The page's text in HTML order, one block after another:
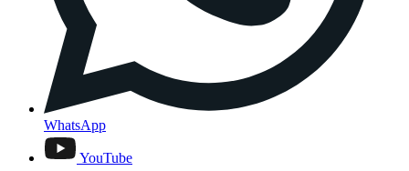
WhatsApp
YouTube